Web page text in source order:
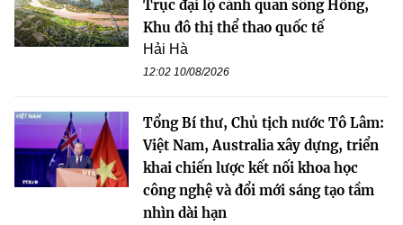
Trục đại lộ cảnh quan sông Hồng,
Khu đô thị thể thao quốc tế
Hải Hà
12:02 10/08/2026
Tổng Bí thư, Chủ tịch nước Tô Lâm:
Việt Nam, Australia xây dựng, triển
khai chiến lược kết nối khoa học
công nghệ và đổi mới sáng tạo tầm
nhìn dài hạn